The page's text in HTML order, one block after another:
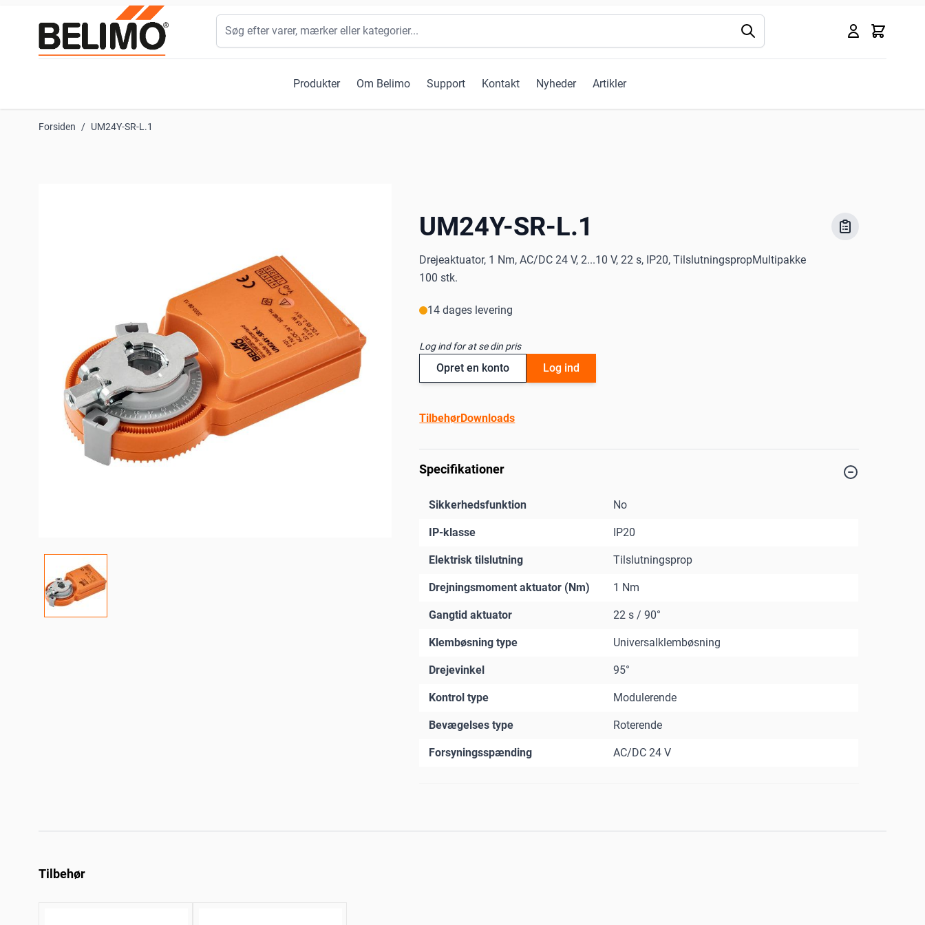
Produkter Om Belimo Support Kontakt Nyheder Artikler
Kurv
Søg
Forsiden / UM24Y-SR-L.1
UM24Y-SR-L.1
Drejeaktuator, 1 Nm, AC/DC 24 V, 2...10 V, 22 s, IP20, TilslutningspropMultipakke
100 stk.
14 dages levering
Log ind for at se din pris
Opret en konto Log ind
TilbehørDownloads
Specifikationer
Sikkerhedsfunktion No
IP-klasse IP20
Elektrisk tilslutning Tilslutningsprop
Drejningsmoment aktuator (Nm) 1 Nm
Gangtid aktuator 22 s / 90°
Klembøsning type Universalklembøsning
Drejevinkel 95°
Kontrol type Modulerende
Bevægelses type Roterende
Forsyningsspænding AC/DC 24 V
Tilbehør